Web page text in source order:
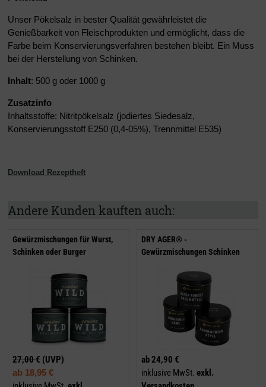
Unser Pökelsalz in bester Qualität gewährleistet die
Genießbarkeit von Fleischprodukten und ermöglicht, dass die
Farbe beim Konservierungsverfahren bestehen bleibt. Ein Muss
bei der Herstellung von Schinken.
Inhalt: 500 g oder 1000 g
Zusatzinfo
Inhaltsstoffe: Nitritpökelsalz (jodiertes Siedesalz,
Konservierungsstoff E250 (0,4-05%), Trennmittel E535)
Download Rezeptheft
Andere Kunden kauften auch:
Gewürzmischungen für Wurst,
Schinken oder Burger
27,00 € (UVP)
ab 18,95 €
DRY AGER® -
Gewürzmischungen Schinken
ab24,90 €
inklusive MwSt. exkl.